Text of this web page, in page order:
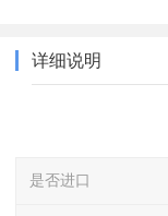
详细说明
是否进口